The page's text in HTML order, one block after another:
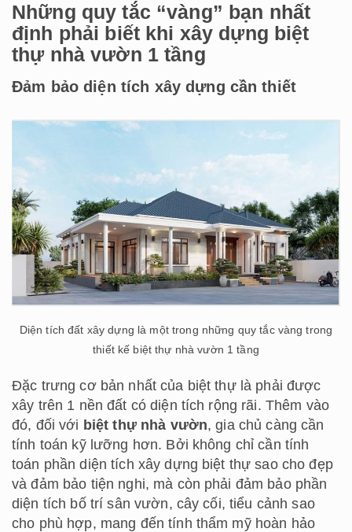
Những quy tắc “vàng” bạn nhất
định phải biết khi xây dựng biệt
thự nhà vườn 1 tầng
Đảm bảo diện tích xây dựng cần thiết
Diện tích đất xây dựng là một trong những quy tắc vàng trong
thiết kế biệt thự nhà vườn 1 tầng
Đặc trưng cơ bản nhất của biệt thự là phải được
xây trên 1 nền đất có diện tích rộng rãi. Thêm vào
đó, đối với biệt thự nhà vườn, gia chủ càng cần
tính toán kỹ lưỡng hơn. Bởi không chỉ cần tính
toán phần diện tích xây dựng biệt thự sao cho đẹp
và đảm bảo tiện nghi, mà còn phải đảm bảo phần
diện tích bố trí sân vườn, cây cối, tiểu cảnh sao
cho phù hợp, mang đến tính thẩm mỹ hoàn hảo